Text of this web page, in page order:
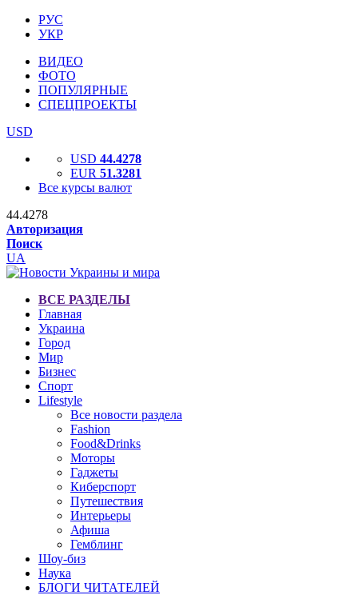
РУС
УКР
ВИДЕО
ФОТО
ПОПУЛЯРНЫЕ
СПЕЦПРОЕКТЫ
USD
USD 44.4278
EUR 51.3281
Все курсы валют
44.4278
Авторизация
Поиск
UA
ВСЕ РАЗДЕЛЫ
Главная
Украина
Город
Мир
Бизнес
Спорт
Lifestyle
Все новости раздела
Fashion
Food&Drinks
Моторы
Гаджеты
Киберспорт
Путешествия
Интерьеры
Афиша
Гемблинг
Шоу-биз
Наука
БЛОГИ ЧИТАТЕЛЕЙ